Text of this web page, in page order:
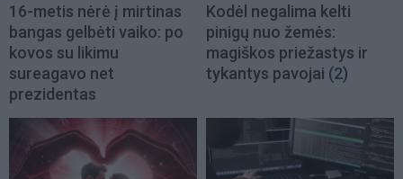
16-metis nėrė į mirtinas
bangas gelbėti vaiko: po
kovos su likimu
sureagavo net
prezidentas
Kodėl negalima kelti
pinigų nuo žemės:
magiškos priežastys ir
tykantys pavojai (2)